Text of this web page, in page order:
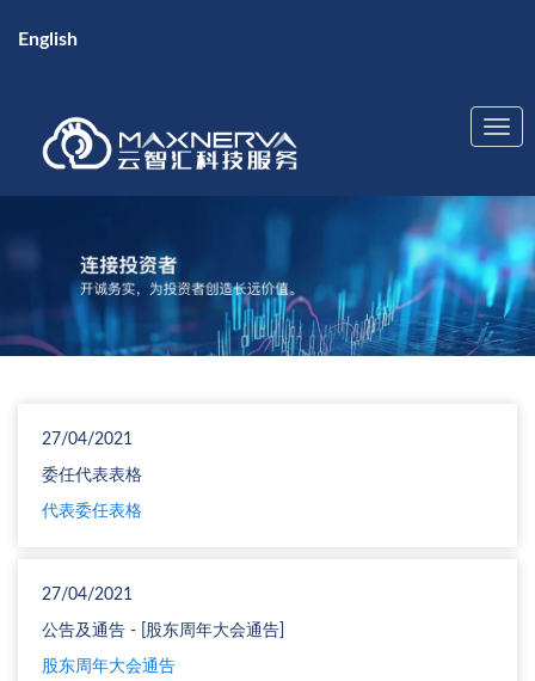
English
27/04/2021
委任代表表格
代表委任表格
27/04/2021
公告及通告 - [股东周年大会通告]
股东周年大会通告